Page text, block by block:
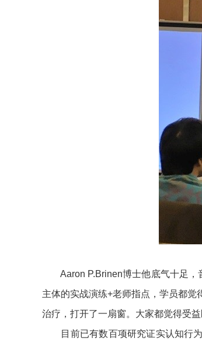
Aaron P.Brinen博士他底气十足，
主体的实战演练+老师指点，学员都
治疗，打开了一扇窗。大家都觉得受益
目前已有数百项研究证实认知行为